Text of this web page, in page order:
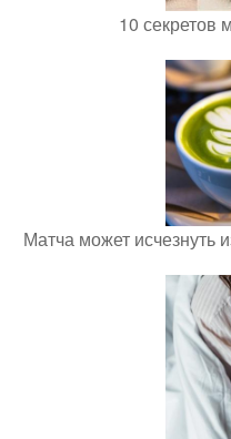
10 секретов
Матча может исчезнуть